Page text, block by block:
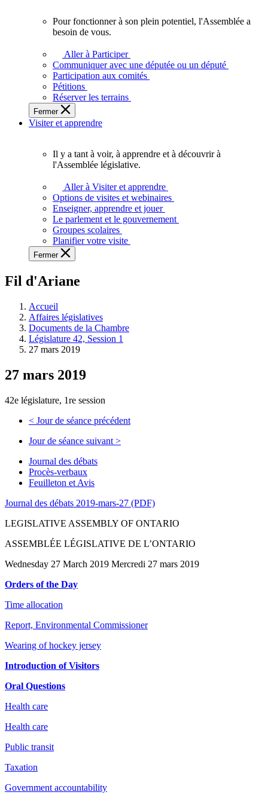
plein
potentiel,
l'Assemblée
a
besoin
de
Pour fonctionner à son plein potentiel, l'Assemblée a
besoin de vous.
Aller à Participer
Communiquer avec une députée ou un député
Participation aux comités
Pétitions
Réserver les terrains
Fermer
Visiter et apprendre
voir,
apprendre
et
à
à
législative.
Il y a tant à voir, à apprendre et à découvrir à
l'Assemblée législative.
Aller à Visiter et apprendre
Options de visites et webinaires
Enseigner, apprendre et jouer
Le parlement et le gouvernement
Groupes scolaires
Planifier votre visite
Fermer
Fil d'Ariane
Accueil
Affaires législatives
Documents de la Chambre
Législature 42, Session 1
27 mars 2019
27 mars 2019
42e législature, 1re session
< Jour de séance précédent
Jour de séance suivant >
Journal des débats
Procès-verbaux
Feuilleton et Avis
Journal des débats 2019-mars-27 (PDF)
LEGISLATIVE ASSEMBLY OF ONTARIO
ASSEMBLÉE LÉGISLATIVE DE L’ONTARIO
Wednesday 27 March 2019 Mercredi 27 mars 2019
Orders of the Day
Time allocation
Report, Environmental Commissioner
Wearing of hockey jersey
Introduction of Visitors
Oral Questions
Health care
Health care
Public transit
Taxation
Government accountability